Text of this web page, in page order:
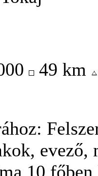
49 km
10